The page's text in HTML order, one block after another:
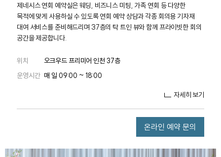
제네시스 연회 예약실은 웨딩, 비즈니스 미팅, 가족 연회 등 다양한
목적에 맞게 사용하실 수 있도록 연회 예약 상담과 각종 회의용 기자재
대여 서비스를 준비해드리며 37층의 탁 트인 뷰와 함께 프라이빗한 회의
공간을 제공합니다.
위치
오크우드 프리미어 인천 37층
운영시간 매 일 09:00 ~ 18:00
자세히 보기
온라인 예약 문의